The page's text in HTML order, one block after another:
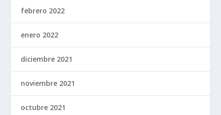
febrero 2022
enero 2022
diciembre 2021
noviembre 2021
octubre 2021